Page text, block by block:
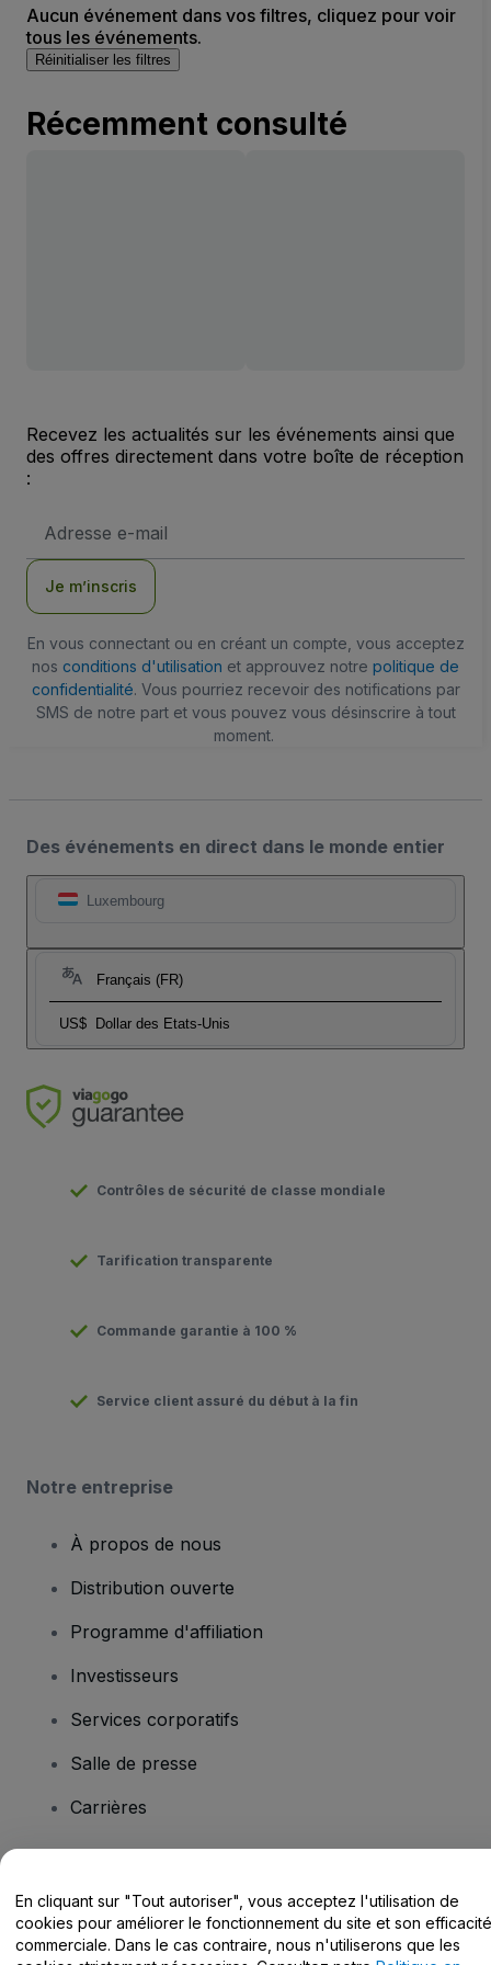
Aucun événement dans vos filtres, cliquez pour voir
tous les événements.
Réinitialiser les filtres
Récemment consulté
Recevez les actualités sur les événements ainsi que
des offres directement dans votre boîte de réception
:
e-
Je m’inscris
En vous connectant ou en créant un compte, vous acceptez
nos conditions d'utilisation et approuvez notre politique de
confidentialité. Vous pourriez recevoir des notifications par
SMS de notre part et vous pouvez vous désinscrire à tout
moment.
Des événements en direct dans le monde entier
Luxembourg
Français (FR)
US$ Dollar des Etats-Unis
Contrôles de sécurité de classe mondiale
Tarification transparente
Commande garantie à 100 %
Service client assuré du début à la fin
Notre entreprise
À propos de nous
Distribution ouverte
Programme d'affiliation
Investisseurs
Services corporatifs
Salle de presse
Carrières
Centre d'assistance / Nous contacter
En cliquant sur "Tout autoriser", vous acceptez l'utilisation de
cookies pour améliorer le fonctionnement du site et son efficacité
commerciale. Dans le cas contraire, nous n'utiliserons que les